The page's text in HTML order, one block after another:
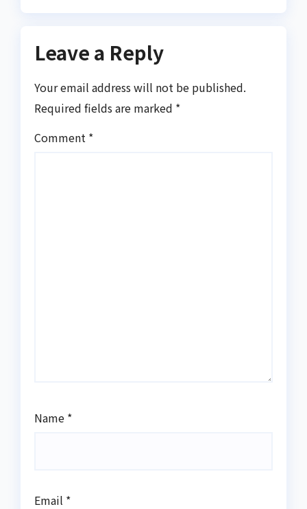
Leave a Reply
Your email address will not be published.
Required fields are marked *
Comment *
Name *
Email *